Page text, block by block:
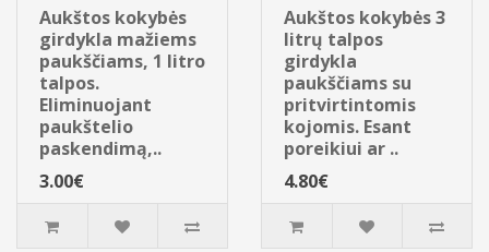
Aukštos kokybės
girdykla mažiems
paukščiams, 1 litro
talpos.
Eliminuojant
paukštelio
paskendimą,..
3.00€
Aukštos kokybės 3
litrų talpos
girdykla
paukščiams su
pritvirtintomis
kojomis. Esant
poreikiui ar ..
4.80€